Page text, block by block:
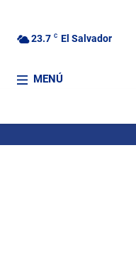
23.7 C El Salvador
MENÚ